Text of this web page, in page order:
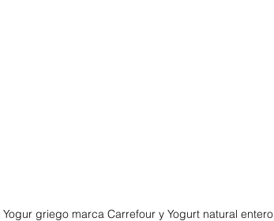
Yogur griego marca Carrefour y Yogurt natural entero